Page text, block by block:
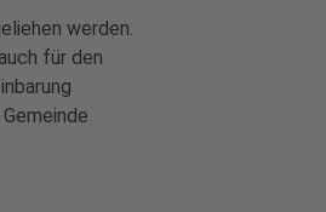
werden.
für den